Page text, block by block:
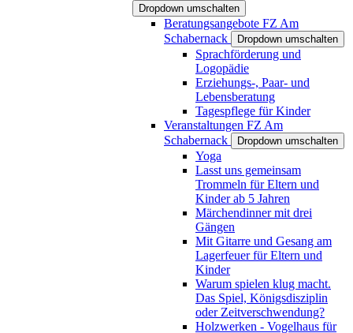
Dropdown umschalten
Beratungsangebote FZ Am
Schabernack
Dropdown umschalten
Sprachförderung und
Logopädie
Erziehungs-, Paar- und
Lebensberatung
Tagespflege für Kinder
Veranstaltungen FZ Am
Schabernack
Dropdown umschalten
Yoga
Lasst uns gemeinsam
Trommeln für Eltern und
Kinder ab 5 Jahren
Märchendinner mit drei
Gängen
Mit Gitarre und Gesang am
Lagerfeuer für Eltern und
Kinder
Warum spielen klug macht.
Das Spiel, Königsdisziplin
oder Zeitverschwendung?
Holzwerken - Vogelhaus für